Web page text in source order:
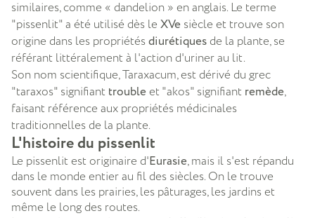
similaires, comme « dandelion » en anglais. Le terme
"pissenlit" a été utilisé dès le XVe siècle et trouve son
origine dans les propriétésdiurétiquesde la plante, se
référant littéralement à l'action d'uriner au lit.
Son nom scientifique, Taraxacum, est dérivé du grec
"taraxos" signifiant troubleet "akos" signifiant remède,
faisant référence aux propriétés médicinales
traditionnelles de la plante.
L'histoire du pissenlit
Le pissenlit est originaire d'Eurasie, mais il s'est répandu
dans le monde entier au fil des siècles. On le trouve
souvent dans les prairies, les pâturages, les jardins et
même le long des routes.